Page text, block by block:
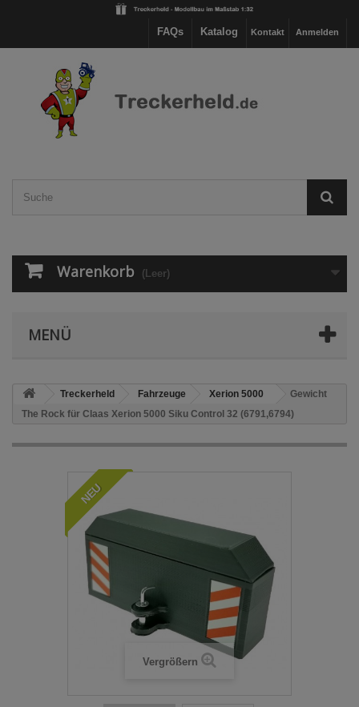
Anmelden
Kontakt
Katalog
FAQs
Warenkorb (Leer)
MENÜ
Treckerheld Fahrzeuge Xerion 5000
Gewicht
The Rock für Claas Xerion 5000 Siku Control 32 (6791,6794)
NEU
Vergrößern